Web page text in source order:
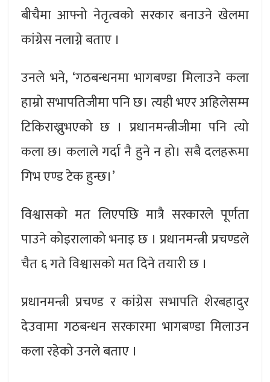
बीचैमा आफ्नो नेतृत्वको सरकार बनाउने खेलमा
कांग्रेस नलाग्ने बताए ।
उनले भने, ‘गठबन्धनमा भागबण्डा मिलाउने कला
हाम्रो सभापतिजीमा पनि छ। त्यही भएर अहिलेसम्म
टिकिराख्नुभएको छ । प्रधानमन्त्रीजीमा पनि त्यो
कला छ। कलाले गर्दा नै हुने न हो। सबै दलहरूमा
गिभ एण्ड टेक हुन्छ।’
विश्वासको मत लिएपछि मात्रै सरकारले पूर्णता
पाउने कोइरालाको भनाइ छ । प्रधानमन्त्री प्रचण्डले
चैत ६ गते विश्वासको मत दिने तयारी छ ।
प्रधानमन्त्री प्रचण्ड र कांग्रेस सभापति शेरबहादुर
देउवामा गठबन्धन सरकारमा भागबण्डा मिलाउन
कला रहेको उनले बताए ।